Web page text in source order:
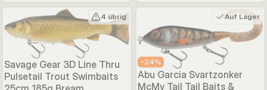
4 übrig
Savage Gear 3D Line Thru
Pulsetail Trout Swimbaits
-24%
Auf Lager
Abu Garcia Svartzonker
McMy Tail Tail Baits &